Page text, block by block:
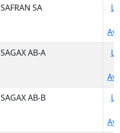
SAFRAN SA
SAGAX AB-A
SAGAX AB-B